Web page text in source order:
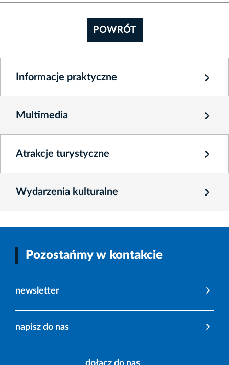
POWRÓT
Informacje praktyczne
Multimedia
Atrakcje turystyczne
Wydarzenia kulturalne
Pozostańmy w kontakcie
newsletter
napisz do nas